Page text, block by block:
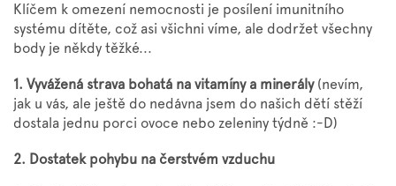
Klíčem k omezení nemocnosti je posílení imunitního
systému dítěte, což asi všichni víme, ale dodržet všechny
body je někdy těžké...
1. Vyvážená strava bohatá na vitamíny a minerály(nevím,
jak u vás, ale ještě do nedávna jsem do našich dětí stěží
dostala jednu porci ovoce nebo zeleniny týdně :-D)
2. Dostatek pohybu na čerstvém vzduchu